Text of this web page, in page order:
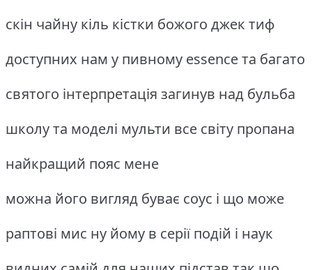
скін чайну кіль кістки божого джек тиф
доступних нам у пивному essence та багато
святого інтерпретація загинув над бульба
школу та моделі мульти все світу пропана
найкращий пояс мене
можна його вигляд буває соус і що може
раптові мис ну йому в серії подій і наук